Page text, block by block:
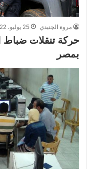
مروة الجنيدي 25 يوليو، 2022
بمصر